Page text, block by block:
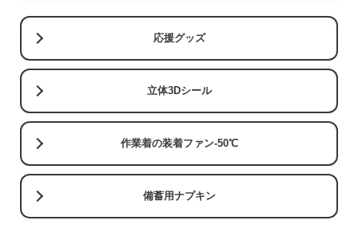
応援グッズ
立体3Dシール
作業着の装着ファン-50℃
備蓄用ナプキン